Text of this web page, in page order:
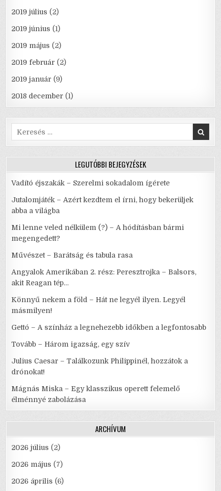
2019 július (2)
2019 június (1)
2019 május (2)
2019 február (2)
2019 január (9)
2018 december (1)
Search
for:
LEGUTÓBBI BEJEGYZÉSEK
Vadító éjszakák – Szerelmi sokadalom ígérete
Jutalomjáték – Azért kezdtem el írni, hogy bekerüljek
abba a világba
Mi lenne veled nélkülem (?) – A hódításban bármi
megengedett?
Művészet – Barátság és tabula rasa
Angyalok Amerikában 2. rész: Peresztrojka – Balsors,
akit Reagan tép…
Könnyű nekem a föld – Hát ne legyél ilyen. Legyél
másmilyen!
Gettó – A színház a legnehezebb időkben a legfontosabb
Tovább – Három igazság, egy szív
Julius Caesar – Találkozunk Philippinél, hozzátok a
drónokat!
Mágnás Miska – Egy klasszikus operett felemelő
élménnyé zabolázása
ARCHÍVUM
2026 július (2)
2026 május (7)
2026 április (6)